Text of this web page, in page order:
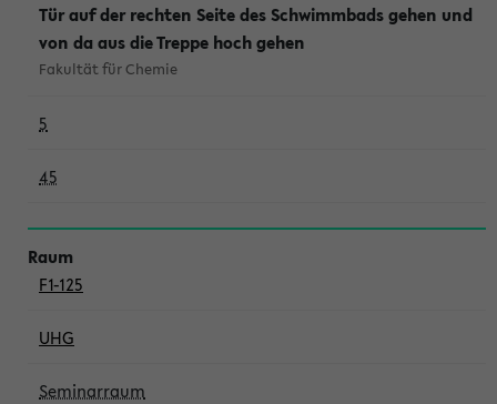
Tür auf der rechten Seite des Schwimmbads gehen und
von da aus die Treppe hoch gehen
Fakultät für Chemie
5
45
F1-125
UHG
Seminarraum